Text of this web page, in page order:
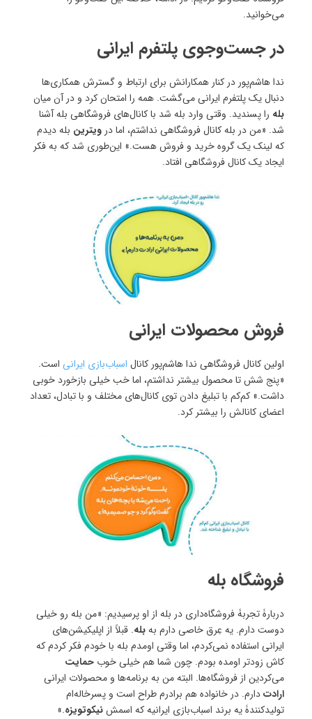
می‌خوانید.
در جست‌وجوی پلتفرم ایرانی
ندا هاشم‌پور در کنار همکارانش برای ارتباط و گسترش همکاری‌ها
دنبال یک پلتفرم ایرانی می‌گشت. همه را امتحان کرد و در آن میان
بله را پسندید. وقتی وارد بله شد با کانال‌های فروشگاهی بله آشنا
شد. «من در بله کانال فروشگاهی نداشتم، اما در ویترین بله دیدم
که لینک یک گروه خرید و فروش هست.» این‌طوری شد که به فکر
ایجاد یک کانال فروشگاهی افتاد.
فروش محصولات ایرانی
اولین کانال فروشگاهی ندا هاشم‌پور کانال اسباب‌بازی ایرانی است.
«پنج شش تا محصول بیشتر نداشتم، اما خب خیلی بازخورد خوبی
داشت.» کم‌کم با تبلیغ دادن توی کانال‌های مختلف و با تبادل، تعداد
اعضای کانالش را بیشتر کرد.
فروشگاه بله
دربارۀ تجربۀ‌ فروشگاه‌داری در بله از او پرسیدیم: «من بله رو خیلی
دوست دارم. یه عِرق خاصی دارم بهبله. قبلاً از اپلیکیشن‌های
ایرانی استفاده نمی‌کردم، اما وقتی اومدم بله با خودم فکر کردم که
کاش زودتر اومده بودم. چون شما هم خیلی خوب حمایت
می‌کردین از فروشگاه‌ها. البته من به برنامه‌ها و محصولات ایرانی
ارادتدارم. در خانواده هم برادرم طراح است و پسرخاله‌ام
تولیدکنندۀ یه برند اسباب‌بازی ایرانیه که اسمشنیکوتویزه.»